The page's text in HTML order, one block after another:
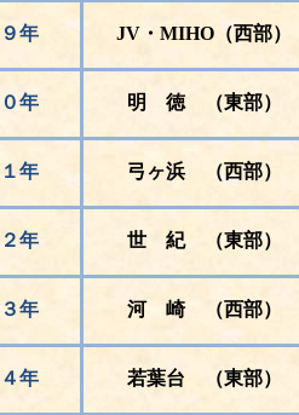
年 JV ・MIHO （西部）
年 明 徳 （東部）
年 弓ヶ浜 （西部）
年 世 紀 （東部）
年 河 崎 （西部）
年 若葉台 （東部）